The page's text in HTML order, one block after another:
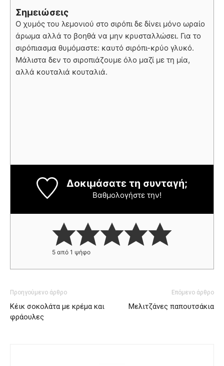
Σημειώσεις
Ο χυμός του λεμονιού στο σιρόπι δε δίνει μόνο ωραίο
άρωμα αλλά το βοηθά να μην κρυσταλλώσει. Για το
σιρόπιασμα θυμόμαστε: καυτό σιρόπι-κρύο γλυκό.
Μάλιστα δεν το σιροπιάζουμε όλο μαζί με τη μία,
αλλά κουταλιά κουταλιά.
Δοκιμάσατε τη συνταγή;
Βαθμολογήστε την!
5 από 1 ψήφο
Προηγούμενο άρθρο
Κέικ σοκολάτα με κρέμα και
φράουλες
Επόμενο άρθρο
Μελιτζάνες παπουτσάκια